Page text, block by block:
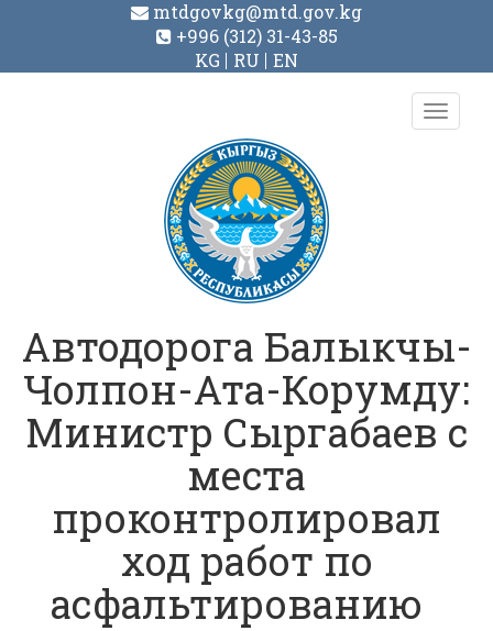
mtdgovkg@mtd.gov.kg
+996 (312) 31-43-85
KG
RU EN
Toggle
Автодорога Балыкчы-
Чолпон-Ата-Корумду:
Министр Сыргабаев с
места
проконтролировал
ход работ по
асфальтированию